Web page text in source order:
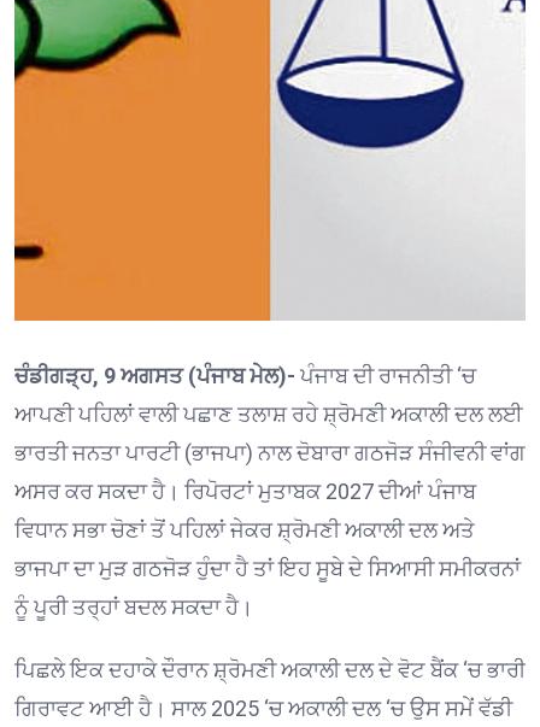
ਚੰਡੀਗੜ੍ਹ, 9 ਅਗਸਤ (ਪੰਜਾਬ ਮੇਲ)- ਪੰਜਾਬ ਦੀ ਰਾਜਨੀਤੀ ‘ਚ
ਆਪਣੀ ਪਹਿਲਾਂ ਵਾਲੀ ਪਛਾਣ ਤਲਾਸ਼ ਰਹੇ ਸ਼੍ਰੋਮਣੀ ਅਕਾਲੀ ਦਲ ਲਈ
ਭਾਰਤੀ ਜਨਤਾ ਪਾਰਟੀ (ਭਾਜਪਾ) ਨਾਲ ਦੋਬਾਰਾ ਗਠਜੋੜ ਸੰਜੀਵਨੀ ਵਾਂਗ
ਅਸਰ ਕਰ ਸਕਦਾ ਹੈ। ਰਿਪੋਰਟਾਂ ਮੁਤਾਬਕ 2027 ਦੀਆਂ ਪੰਜਾਬ
ਵਿਧਾਨ ਸਭਾ ਚੋਣਾਂ ਤੋਂ ਪਹਿਲਾਂ ਜੇਕਰ ਸ਼੍ਰੋਮਣੀ ਅਕਾਲੀ ਦਲ ਅਤੇ
ਭਾਜਪਾ ਦਾ ਮੁੜ ਗਠਜੋੜ ਹੁੰਦਾ ਹੈ ਤਾਂ ਇਹ ਸੂਬੇ ਦੇ ਸਿਆਸੀ ਸਮੀਕਰਨਾਂ
ਨੂੰ ਪੂਰੀ ਤਰ੍ਹਾਂ ਬਦਲ ਸਕਦਾ ਹੈ।
ਪਿਛਲੇ ਇਕ ਦਹਾਕੇ ਦੌਰਾਨ ਸ਼੍ਰੋਮਣੀ ਅਕਾਲੀ ਦਲ ਦੇ ਵੋਟ ਬੈਂਕ ‘ਚ ਭਾਰੀ
ਗਿਰਾਵਟ ਆਈ ਹੈ। ਸਾਲ 2025 ‘ਚ ਅਕਾਲੀ ਦਲ ‘ਚ ਉਸ ਸਮੇਂ ਵੱਡੀ